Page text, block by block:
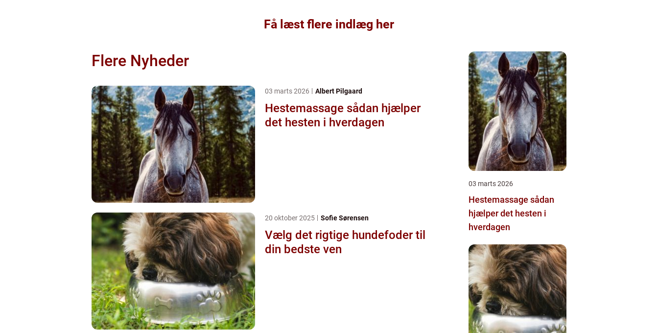
Få læst flere indlæg her
Flere Nyheder
03 marts 2026 Albert Pilgaard
Hestemassage sådan hjælper
det hesten i hverdagen
20 oktober 2025 Sofie Sørensen
Vælg det rigtige hundefoder til
din bedste ven
03 marts 2026
Hestemassage sådan
hjælper det hesten i
hverdagen